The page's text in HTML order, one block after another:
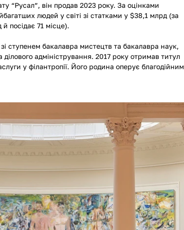
“Русал”, він продав 2023 року. За оцінками
людей у світі зі статками у $38,1 млрд (за
посідає 71 місце).
ступенем бакалавра мистецтв та бакалавра наук,
адміністрування. 2017 року отримав титул
у філантропії. Його родина оперує благодійним